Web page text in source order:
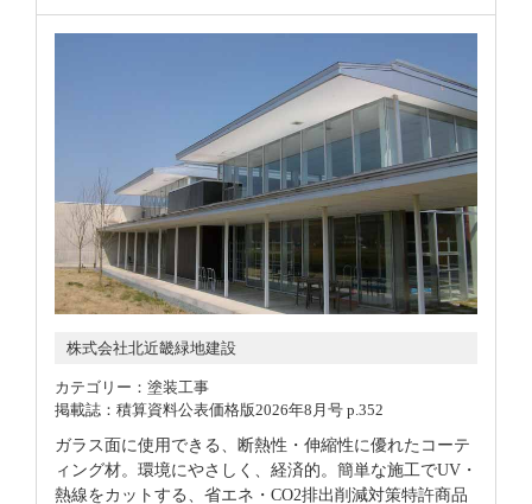
株式会社北近畿緑地建設
カテゴリー：塗装工事
掲載誌：積算資料公表価格版2026年8月号 p.352
ガラス面に使用できる、断熱性・伸縮性に優れたコーテ
ィング材。環境にやさしく、経済的。簡単な施工でUV・
熱線をカットする、省エネ・CO2排出削減対策特許商品